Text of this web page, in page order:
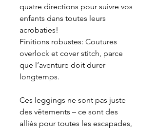
quatre directions pour suivre vos
enfants dans toutes leurs
acrobaties!
Finitions robustes: Coutures
overlock et cover stitch, parce
que l’aventure doit durer
longtemps.
Ces leggings ne sont pas juste
des vêtements – ce sont des
alliés pour toutes les escapades,